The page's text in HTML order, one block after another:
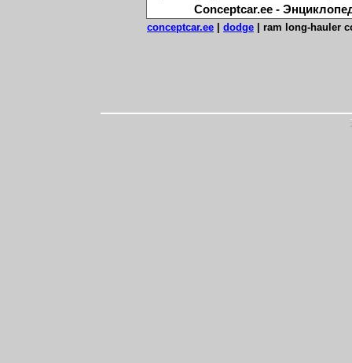
Conceptcar.ee -
conceptcar.ee dodge ram long-hauler